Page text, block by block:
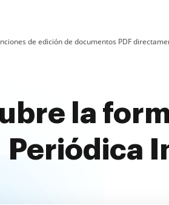
de edición de documentos PDF
la
Periódica